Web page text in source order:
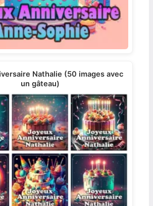
Nathalie (50 images avec
un gâteau)